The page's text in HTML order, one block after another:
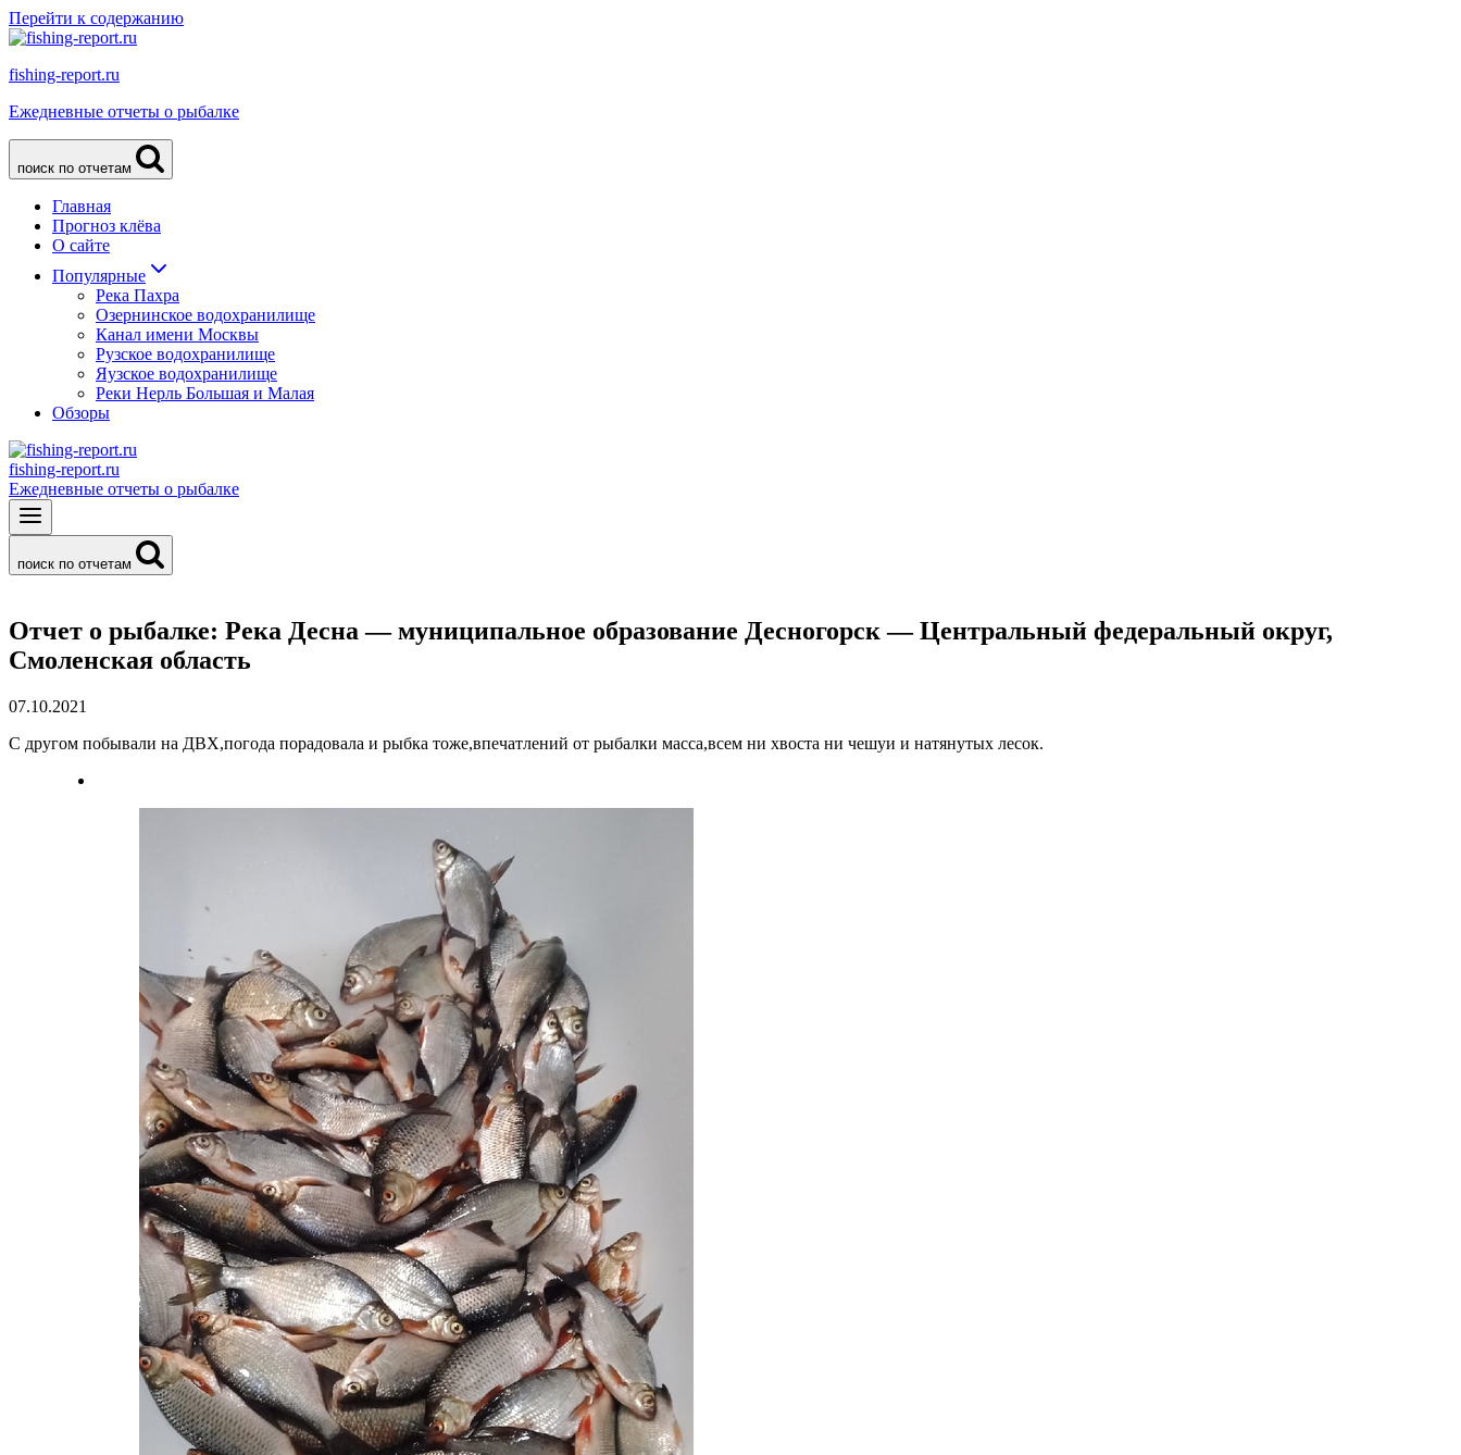
Перейти к содержанию
fishing-report.ru
Ежедневные отчеты о рыбалке
поиск по отчетам
Главная
Прогноз клёва
О сайте
Популярные
Река Пахра
Озернинское водохранилище
Канал имени Москвы
Рузское водохранилище
Яузское водохранилище
Реки Нерль Большая и Малая
Обзоры
fishing-report.ru
Ежедневные отчеты о рыбалке
поиск по отчетам
Отчет о рыбалке: Река Десна — муниципальное образование Десногорск — Центральный федеральный округ,
Смоленская область
07.10.2021
С другом побывали на ДВХ,погода порадовала и рыбка тоже,впечатлений от рыбалки масса,всем ни хвоста ни чешуи и натянутых лесок.